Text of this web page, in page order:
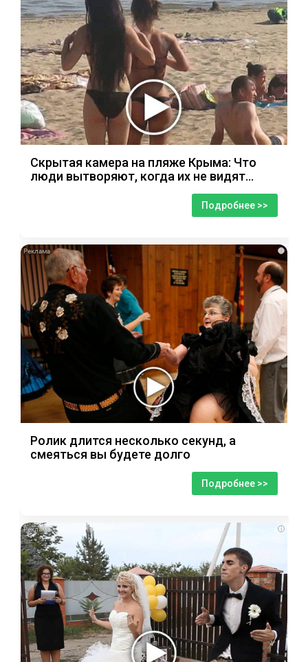
Скрытая камера на пляже Крыма: Что
люди вытворяют, когда их не видят...
Подробнее >>
i
Ролик длится несколько секунд, а
смеяться вы будете долго
Подробнее >>
i